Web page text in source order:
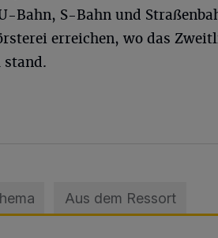
S-Bahn und
erreichen, wo das
stand.
Aus dem Ressort